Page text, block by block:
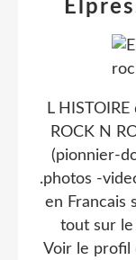
L
ROCK N
(pionnier-
.photos -
en Francais
tout sur
Voir le profil